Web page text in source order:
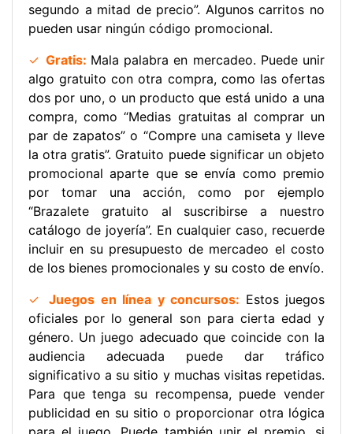
segundo a mitad de precio”. Algunos carritos no
pueden usar ningún código promocional.
✓ Gratis: Mala palabra en mercadeo. Puede unir
algo gratuito con otra compra, como las ofertas
dos por uno, o un producto que está unido a una
compra, como “Medias gratuitas al comprar un
par de zapatos” o “Compre una camiseta y lleve
la otra gratis”. Gratuito puede significar un objeto
promocional aparte que se envía como premio
por tomar una acción, como por ejemplo
“Brazalete gratuito al suscribirse a nuestro
catálogo de joyería”. En cualquier caso, recuerde
incluir en su presupuesto de mercadeo el costo
de los bienes promocionales y su costo de envío.
✓ Juegos en línea y concursos: Estos juegos
oficiales por lo general son para cierta edad y
género. Un juego adecuado que coincide con la
audiencia adecuada puede dar tráfico
significativo a su sitio y muchas visitas repetidas.
Para que tenga su recompensa, puede vender
publicidad en su sitio o proporcionar otra lógica